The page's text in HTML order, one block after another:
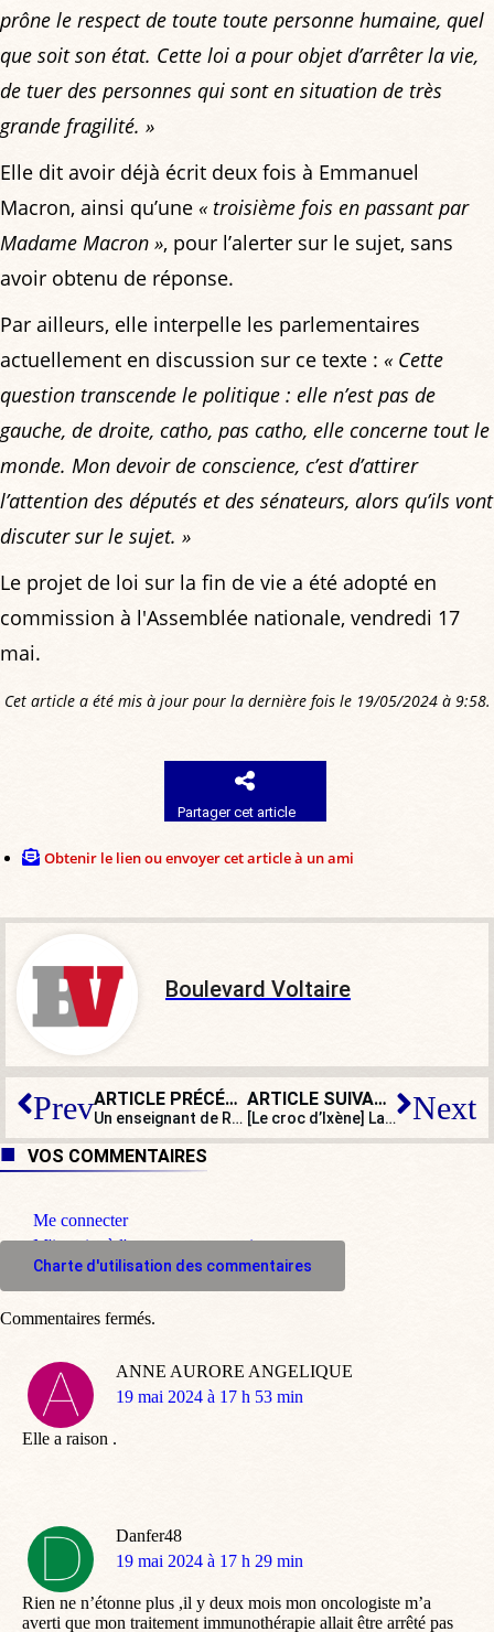
prône le respect de toute toute personne humaine, quel
que soit son état. Cette loi a pour objet d’arrêter la vie,
de tuer des personnes qui sont en situation de très
grande fragilité. »
Elle dit avoir déjà écrit deux fois à Emmanuel
Macron, ainsi qu’une « troisième fois en passant par
Madame Macron », pour l’alerter sur le sujet, sans
avoir obtenu de réponse.
Par ailleurs, elle interpelle les parlementaires
actuellement en discussion sur ce texte : « Cette
question transcende le politique : elle n’est pas de
gauche, de droite, catho, pas catho, elle concerne tout le
monde. Mon devoir de conscience, c’est d’attirer
l’attention des députés et des sénateurs, alors qu’ils vont
discuter sur le sujet. »
Le projet de loi sur la fin de vie a été adopté en
commission à l'Assemblée nationale, vendredi 17
mai.
Cet article a été mis à jour pour la dernière fois le 19/05/2024 à 9:58.
Partager cet article
Obtenir le lien ou envoyer cet article à un ami
Boulevard Voltaire
Prev ARTICLE PRÉCÉDENT
Un enseignant de Reconquête arrêté devant ses élèves pour avoir collé des affiches
ARTICLE SUIVANT
[Le croc d’Ixène] La Nouvelle-Calédonie s’embrase Next
VOS COMMENTAIRES
Me connecter
M'inscrire à l'espace commentaire
Charte d'utilisation des commentaires
ANNE AURORE ANGELIQUE
dit
19 mai 2024 à 17 h 53 min
Elle a raison .
Danfer48
dit
19 mai 2024 à 17 h 29 min
Rien ne n’étonne plus ,il y deux mois mon oncologiste m’a
averti que mon traitement immunothérapie allait être arrêté pas
Commentaires fermés.